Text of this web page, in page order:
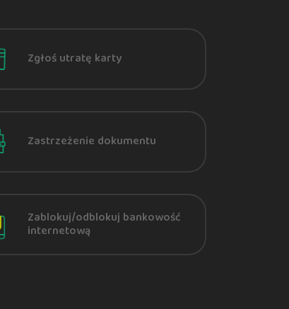
Zgłoś utratę karty
Zastrzeżenie dokumentu
Zablokuj/odblokuj bankowość
internetową